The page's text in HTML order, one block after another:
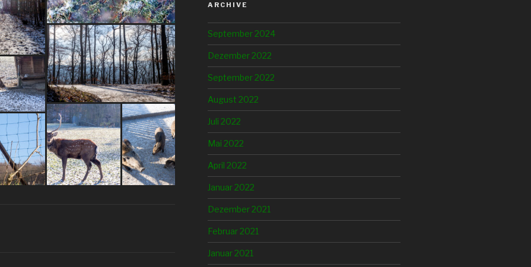
ARCHIVE
September 2024
Dezember 2022
September 2022
August 2022
Juli 2022
Mai 2022
April 2022
Januar 2022
Dezember 2021
Februar 2021
Januar 2021